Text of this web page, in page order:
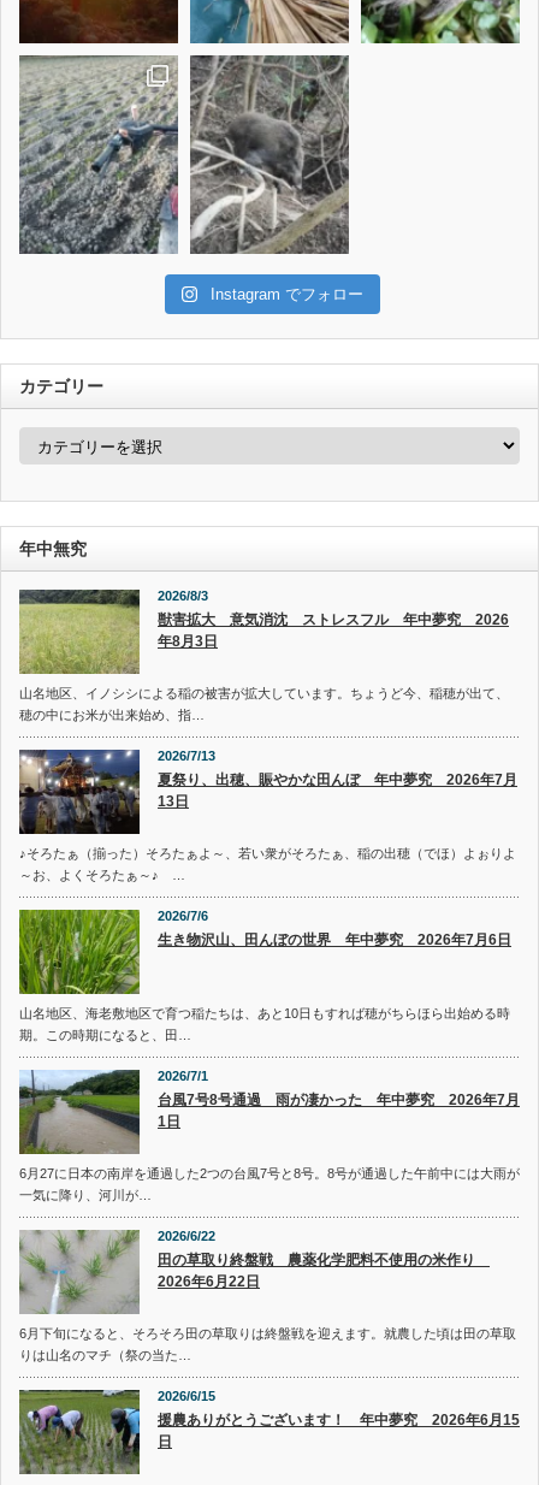
Instagram でフォロー
カテゴリー
カ
ー
年中無究
2026/8/3
獣害拡大 意気消沈 ストレスフル 年中夢究 2026
年8月3日
山名地区、イノシシによる稲の被害が拡大しています。ちょうど今、稲穂が出て、
穂の中にお米が出来始め、指…
2026/7/13
夏祭り、出穂、賑やかな田んぼ 年中夢究 2026年7月
13日
♪そろたぁ（揃った）そろたぁよ～、若い衆がそろたぁ、稲の出穂（でほ）よぉりよ
～お、よくそろたぁ～♪ …
2026/7/6
生き物沢山、田んぼの世界 年中夢究 2026年7月6日
山名地区、海老敷地区で育つ稲たちは、あと10日もすれば穂がちらほら出始める時
期。この時期になると、田…
2026/7/1
台風7号8号通過 雨が凄かった 年中夢究 2026年7月
1日
6月27に日本の南岸を通過した2つの台風7号と8号。8号が通過した午前中には大雨が
一気に降り、河川が…
2026/6/22
田の草取り終盤戦 農薬化学肥料不使用の米作り
2026年6月22日
6月下旬になると、そろそろ田の草取りは終盤戦を迎えます。就農した頃は田の草取
りは山名のマチ（祭の当た…
2026/6/15
援農ありがとうございます！ 年中夢究 2026年6月15
日